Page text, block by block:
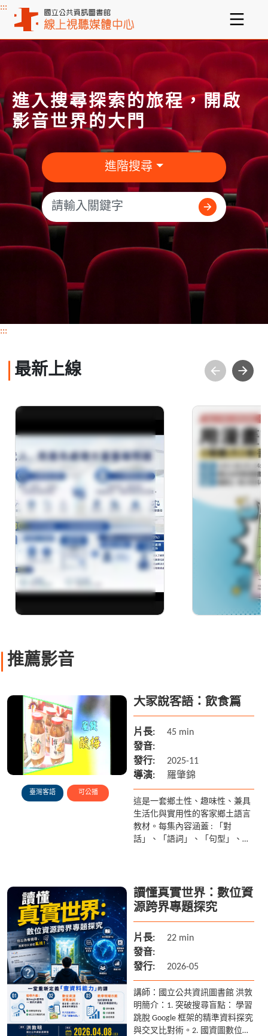
主要內容區塊
:::
進入搜尋探索的旅程，開啟
影音世界的大門
進階搜尋
:::
最新上線
金融科技發展趨勢：AI
用漫畫讀科
新書導讀
推薦影音
臺灣客語 可公播
大家說客語：飲食篇
片長:
45 min
發音:
發行:
2025-11
導演:
羅肇錦
這是一套鄉土性、趣味性、兼具
生活化與實用性的客家鄉土語言
教材。每集內容涵蓋 : 「對
話」、「語詞」、「句型」、
擇其中...
讀懂真實世界：數位資
源跨界專題探究
片長:
22 min
發音:
發行:
2026-05
講師：國立公共資訊圖書館 洪敦
明 簡介： 1. 突破搜尋盲點： 學習
跳脫 Google 框架的精準資料探究
與交叉比對術。 2. 國資圖數位大